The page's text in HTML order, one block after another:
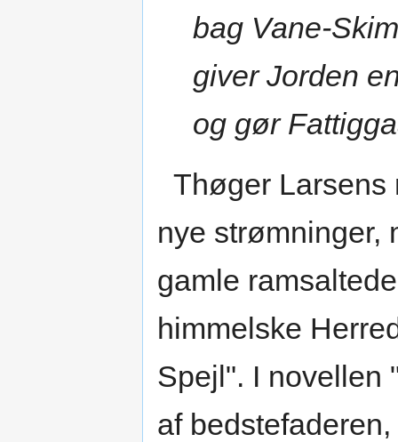
bag Vane-
giver Jorden
og gør
Thøger Larsens
nye strømninger,
gamle
himmelske
Spejl". I novellen
af